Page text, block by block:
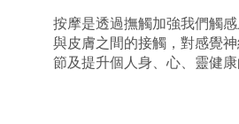
按摩是透過撫觸加強我們觸
與皮膚之間的接觸，對感覺
節及提升個人身、心、靈健康